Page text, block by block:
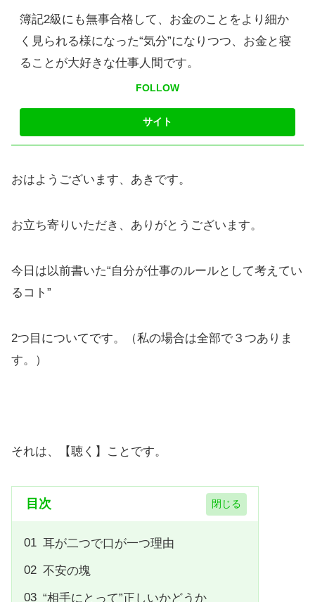
簿記2級にも無事合格して、お金のことをより細か
く見られる様になった“気分”になりつつ、お金と寝
ることが大好きな仕事人間です。
FOLLOW
おはようございます、あきです。
お立ち寄りいただき、ありがとうございます。
今日は以前書いた“自分が仕事のルールとして考えてい
るコト”
2つ目についてです。（私の場合は全部で３つありま
す。）
それは、【聴く】ことです。
目次
耳が二つで口が一つ理由
不安の塊
“相手にとって”正しいかどうか